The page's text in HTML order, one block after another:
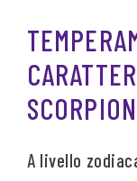
A livello